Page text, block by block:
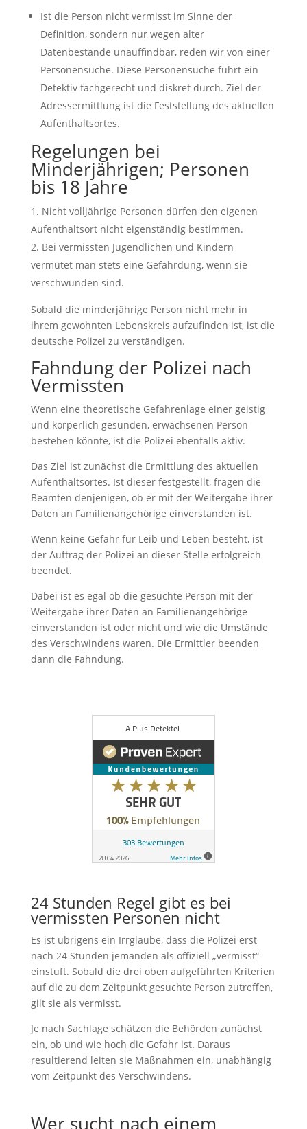
Ist die Person nicht vermisst im Sinne der
Definition, sondern nur wegen alter
Datenbestände unauffindbar, reden wir von einer
Personensuche. Diese Personensuche führt ein
Detektiv fachgerecht und diskret durch. Ziel der
Adressermittlung ist die Feststellung des aktuellen
Aufenthaltsortes.
Regelungen bei
Minderjährigen; Personen
bis 18 Jahre
Nicht volljährige Personen dürfen den eigenen
Aufenthaltsort nicht eigenständig bestimmen.
Bei vermissten Jugendlichen und Kindern
vermutet man stets eine Gefährdung, wenn sie
verschwunden sind.
Sobald die minderjährige Person nicht mehr in
ihrem gewohnten Lebenskreis aufzufinden ist, ist die
deutsche Polizei zu verständigen.
Fahndung der Polizei nach
Vermissten
Wenn eine theoretische Gefahrenlage einer geistig
und körperlich gesunden, erwachsenen Person
bestehen könnte, ist die Polizei ebenfalls aktiv.
Das Ziel ist zunächst die Ermittlung des aktuellen
Aufenthaltsortes. Ist dieser festgestellt, fragen die
Beamten denjenigen, ob er mit der Weitergabe ihrer
Daten an Familienangehörige einverstanden ist.
Wenn keine Gefahr für Leib und Leben besteht, ist
der Auftrag der Polizei an dieser Stelle erfolgreich
beendet.
Dabei ist es egal ob die gesuchte Person mit der
Weitergabe ihrer Daten an Familienangehörige
einverstanden ist oder nicht und wie die Umstände
des Verschwindens waren. Die Ermittler beenden
dann die Fahndung.
24 Stunden Regel gibt es bei
vermissten Personen nicht
Es ist übrigens ein Irrglaube, dass die Polizei erst
nach 24 Stunden jemanden als offiziell „vermisst“
einstuft. Sobald die drei oben aufgeführten Kriterien
auf die zu dem Zeitpunkt gesuchte Person zutreffen,
gilt sie als vermisst.
Je nach Sachlage schätzen die Behörden zunächst
ein, ob und wie hoch die Gefahr ist. Daraus
resultierend leiten sie Maßnahmen ein, unabhängig
vom Zeitpunkt des Verschwindens.
Wer sucht nach einem